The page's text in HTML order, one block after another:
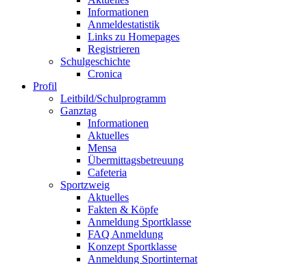
Informationen
Anmeldestatistik
Links zu Homepages
Registrieren
Schulgeschichte
Cronica
Profil
Leitbild/Schulprogramm
Ganztag
Informationen
Aktuelles
Mensa
Übermittagsbetreuung
Cafeteria
Sportzweig
Aktuelles
Fakten & Köpfe
Anmeldung Sportklasse
FAQ Anmeldung
Konzept Sportklasse
Anmeldung Sportinternat